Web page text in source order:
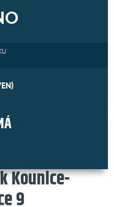
Kounice-
9